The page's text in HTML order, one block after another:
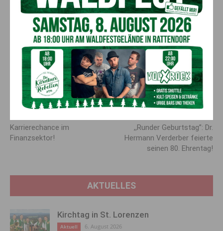
Auch heute noch geöffnet
Das Betroffenencafé ist auch noch heute, 24. Februar 2025
von 9-16 Uhrfür all jene geöffnet, die Unterstützung bei der
Verarbeitung dieser traumatischen Erlebnisse bzw. Ereignisse
benötigen.
Karrierechance im
Finanzsektor!
,,Runder Geburtstag”: Dr.
Hermann Verderber feierte
seinen 80. Ehrentag!
AKTUELLES
Kirchtag in St. Lorenzen
Aktuell 6. August 2026